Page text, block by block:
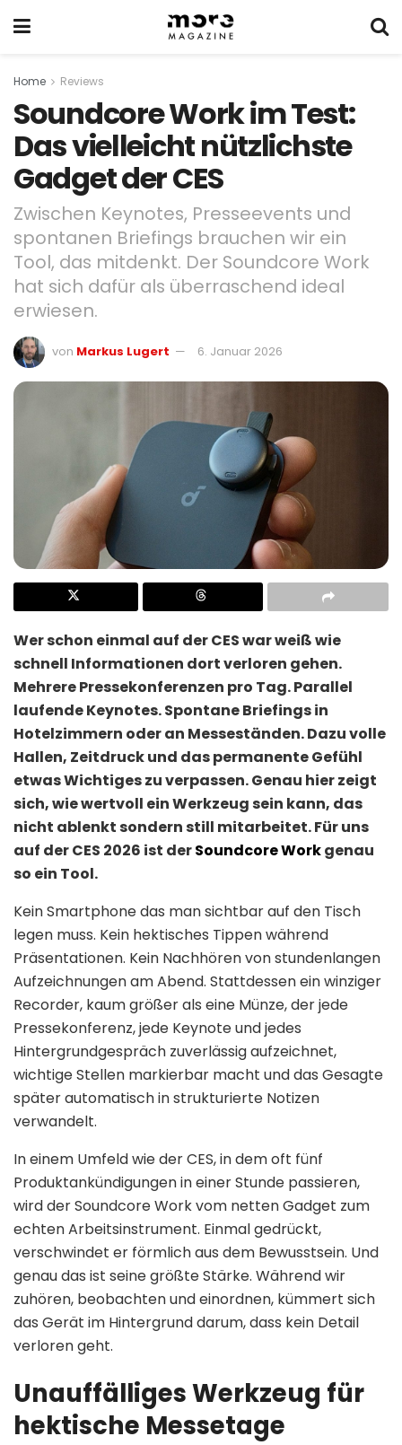
Home Reviews
Soundcore Work im Test:
Das vielleicht nützlichste
Gadget der CES
Zwischen Keynotes, Presseevents und
spontanen Briefings brauchen wir ein
Tool, das mitdenkt. Der Soundcore Work
hat sich dafür als überraschend ideal
erwiesen.
von Markus Lugert 6. Januar 2026
Wer schon einmal auf der CES war weiß wie
schnell Informationen dort verloren gehen.
Mehrere Pressekonferenzen pro Tag. Parallel
laufende Keynotes. Spontane Briefings in
Hotelzimmern oder an Messeständen. Dazu volle
Hallen, Zeitdruck und das permanente Gefühl
etwas Wichtiges zu verpassen. Genau hier zeigt
sich, wie wertvoll ein Werkzeug sein kann, das
nicht ablenkt sondern still mitarbeitet. Für uns
auf der CES 2026 ist derSoundcore Workgenau
so ein Tool.
Kein Smartphone das man sichtbar auf den Tisch
legen muss. Kein hektisches Tippen während
Präsentationen. Kein Nachhören von stundenlangen
Aufzeichnungen am Abend. Stattdessen ein winziger
Recorder, kaum größer als eine Münze, der jede
Pressekonferenz, jede Keynote und jedes
Hintergrundgespräch zuverlässig aufzeichnet,
wichtige Stellen markierbar macht und das Gesagte
später automatisch in strukturierte Notizen
verwandelt.
In einem Umfeld wie der CES, in dem oft fünf
Produktankündigungen in einer Stunde passieren,
wird der Soundcore Work vom netten Gadget zum
echten Arbeitsinstrument. Einmal gedrückt,
verschwindet er förmlich aus dem Bewusstsein. Und
genau das ist seine größte Stärke. Während wir
zuhören, beobachten und einordnen, kümmert sich
das Gerät im Hintergrund darum, dass kein Detail
verloren geht.
Unauffälliges Werkzeug für
hektische Messetage